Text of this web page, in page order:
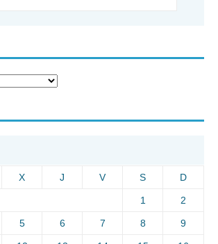
X J V S D
1 2
5 6 7 8 9